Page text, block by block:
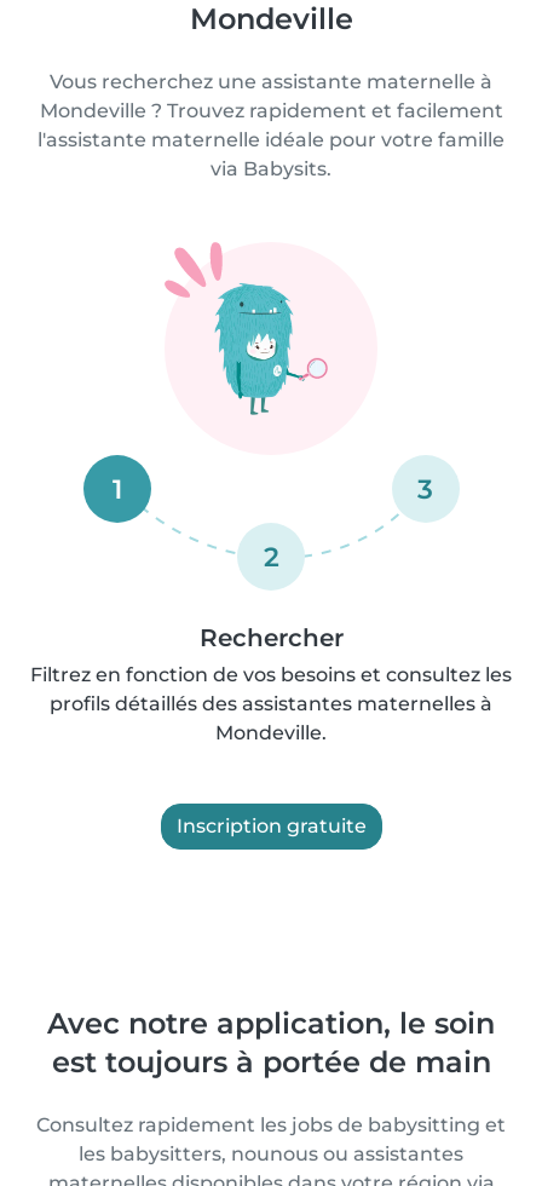
Mondeville
Vous recherchez une assistante maternelle à
Mondeville ? Trouvez rapidement et facilement
l'assistante maternelle idéale pour votre famille
via Babysits.
1
2
3
Rechercher
Filtrez en fonction de vos besoins et consultez les
profils détaillés des assistantes maternelles à
Mondeville.
Inscription gratuite
Avec notre application, le soin
est toujours à portée de main
Consultez rapidement les jobs de babysitting et
les babysitters, nounous ou assistantes